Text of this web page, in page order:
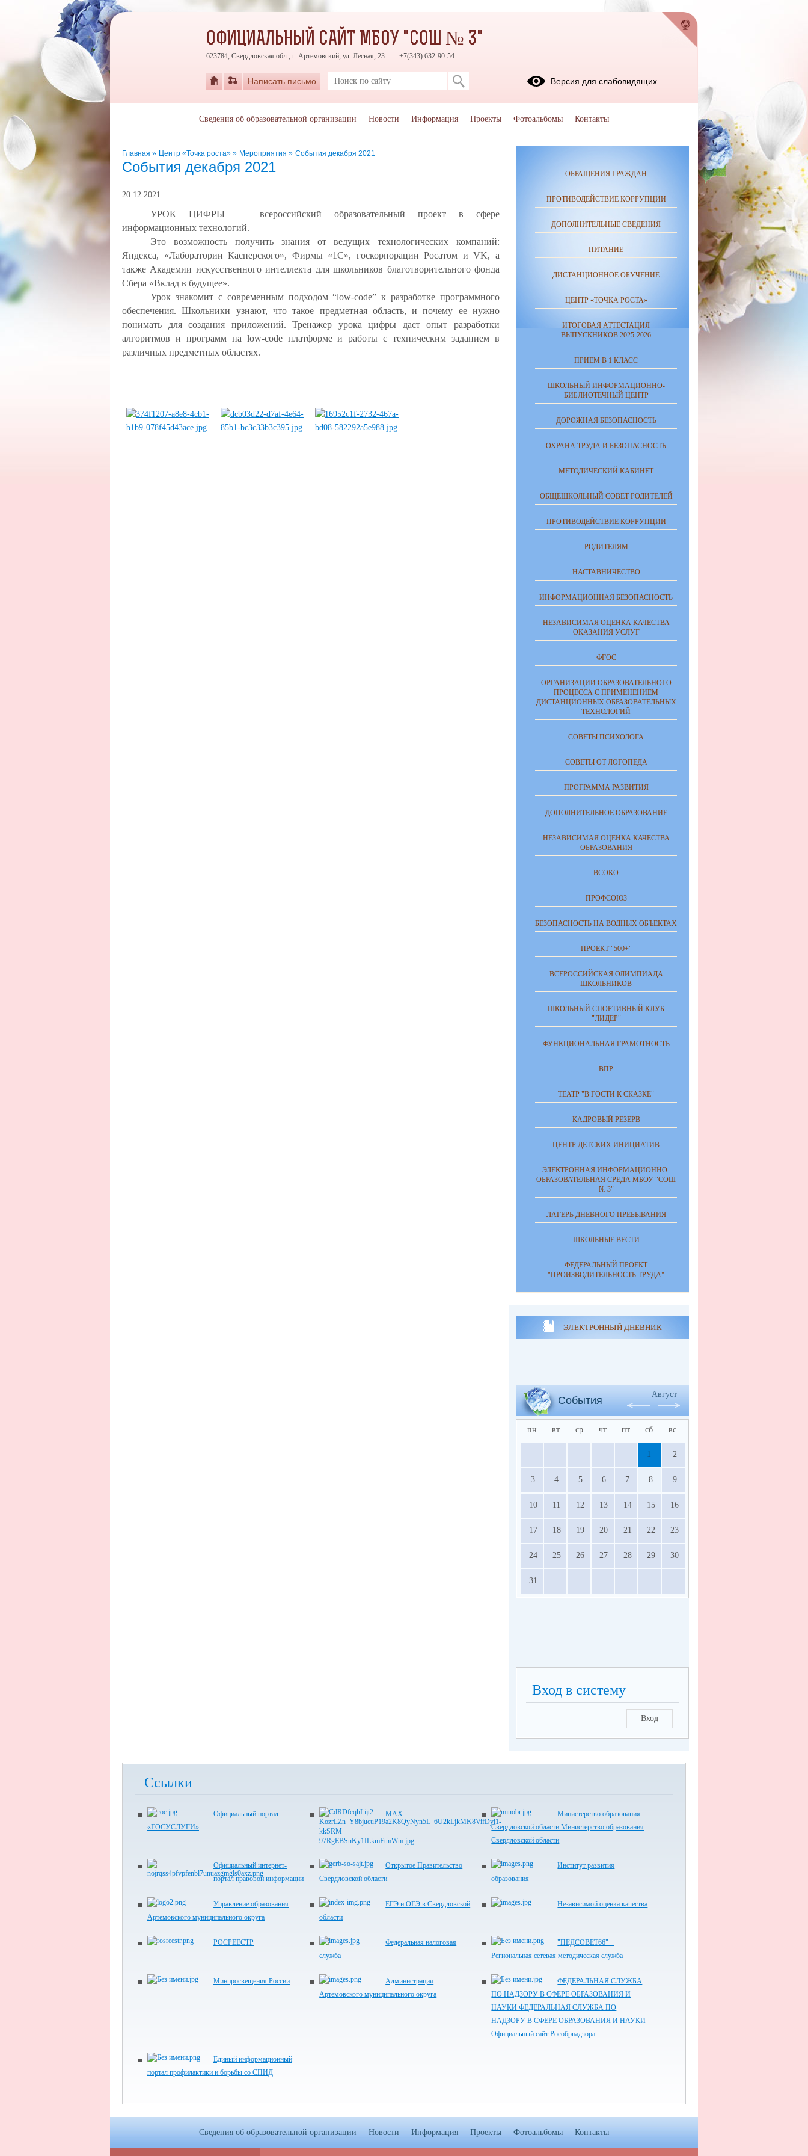
Главная » Центр «Точка роста» » Мероприятия » События декабря 2021
События декабря 2021
20.12.2021
УРОК ЦИФРЫ — всероссийский образовательный проект в сфере
информационных технологий.
Это возможность получить знания от ведущих технологических компаний:
Яндекса, «Лаборатории Касперского», Фирмы «1С», госкорпорации Росатом и VK, а
также Академии искусственного интеллекта для школьников благотворительного фонда
Сбера «Вклад в будущее».
Урок знакомит с современным подходом “low-code” к разработке программного
обеспечения. Школьники узнают, что такое предметная область, и почему ее нужно
понимать для создания приложений. Тренажер урока цифры даст опыт разработки
алгоритмов и программ на low-code платформе и работы с техническим заданием в
различных предметных областях.
ОБРАЩЕНИЯ ГРАЖДАН
ПРОТИВОДЕЙСТВИЕ КОРРУПЦИИ
ДОПОЛНИТЕЛЬНЫЕ СВЕДЕНИЯ
ПИТАНИЕ
ДИСТАНЦИОННОЕ ОБУЧЕНИЕ
ЦЕНТР «ТОЧКА РОСТА»
ИТОГОВАЯ АТТЕСТАЦИЯ
ВЫПУСКНИКОВ 2025-2026
ПРИЕМ В 1 КЛАСС
ШКОЛЬНЫЙ ИНФОРМАЦИОННО-
БИБЛИОТЕЧНЫЙ ЦЕНТР
ДОРОЖНАЯ БЕЗОПАСНОСТЬ
ОХРАНА ТРУДА И БЕЗОПАСНОСТЬ
МЕТОДИЧЕСКИЙ КАБИНЕТ
ОБЩЕШКОЛЬНЫЙ СОВЕТ РОДИТЕЛЕЙ
ПРОТИВОДЕЙСТВИЕ КОРРУПЦИИ
РОДИТЕЛЯМ
НАСТАВНИЧЕСТВО
ИНФОРМАЦИОННАЯ БЕЗОПАСНОСТЬ
НЕЗАВИСИМАЯ ОЦЕНКА КАЧЕСТВА
ОКАЗАНИЯ УСЛУГ
ФГОС
ОРГАНИЗАЦИИ ОБРАЗОВАТЕЛЬНОГО
ПРОЦЕССА С ПРИМЕНЕНИЕМ
ДИСТАНЦИОННЫХ ОБРАЗОВАТЕЛЬНЫХ
ТЕХНОЛОГИЙ
СОВЕТЫ ПСИХОЛОГА
СОВЕТЫ ОТ ЛОГОПЕДА
ПРОГРАММА РАЗВИТИЯ
ДОПОЛНИТЕЛЬНОЕ ОБРАЗОВАНИЕ
НЕЗАВИСИМАЯ ОЦЕНКА КАЧЕСТВА
ОБРАЗОВАНИЯ
ВСОКО
ПРОФСОЮЗ
БЕЗОПАСНОСТЬ НА ВОДНЫХ ОБЪЕКТАХ
ПРОЕКТ "500+"
ВСЕРОССИЙСКАЯ ОЛИМПИАДА
ШКОЛЬНИКОВ
ШКОЛЬНЫЙ СПОРТИВНЫЙ КЛУБ
"ЛИДЕР"
ФУНКЦИОНАЛЬНАЯ ГРАМОТНОСТЬ
ВПР
ТЕАТР "В ГОСТИ К СКАЗКЕ"
КАДРОВЫЙ РЕЗЕРВ
ЦЕНТР ДЕТСКИХ ИНИЦИАТИВ
ЭЛЕКТРОННАЯ ИНФОРМАЦИОННО-
ОБРАЗОВАТЕЛЬНАЯ СРЕДА МБОУ "СОШ
№ 3"
ЛАГЕРЬ ДНЕВНОГО ПРЕБЫВАНИЯ
ШКОЛЬНЫЕ ВЕСТИ
ФЕДЕРАЛЬНЫЙ ПРОЕКТ
"ПРОИЗВОДИТЕЛЬНОСТЬ ТРУДА"
ЭЛЕКТРОННЫЙ ДНЕВНИК
События
Август
пн вт ср чт пт сб вс
1 2
3 4 5 6 7 8 9
10 11 12 13 14 15 16
17 18 19 20 21 22 23
24 25 26 27 28 29 30
31
Вход в систему
Вход
Ссылки
Официальный портал
«ГОСУСЛУГИ»
MAX
Министерство образования
Свердловской области Министерство образования
Свердловской области
Официальный интернет-
портал правовой информации
Открытое Правительство
Свердловской области
Институт развития
образования
Управление образования
Артемовского муниципального округа
ЕГЭ и ОГЭ в Свердловской
области
Независимой оценка качества
РОСРЕЕСТР
Федеральная налоговая
служба
"ПЕДСОВЕТ66"
Региональная сетевая методическая служба
Минпросвещения России
Администрация
Артемовского муниципального округа
ФЕДЕРАЛЬНАЯ СЛУЖБА
ПО НАДЗОРУ В СФЕРЕ ОБРАЗОВАНИЯ И
НАУКИ ФЕДЕРАЛЬНАЯ СЛУЖБА ПО
НАДЗОРУ В СФЕРЕ ОБРАЗОВАНИЯ И НАУКИ
Официальный сайт Рособрнадзора
Единый информационный
портал профилактики и борьбы со СПИД
ОФИЦИАЛЬНЫЙ САЙТ МБОУ "СОШ № 3"
623784, Свердловская обл., г. Артемовский, ул. Лесная, 23 +7(343) 632-90-54
Написать письмо Версия для слабовидящих
Сведения об образовательной организации Новости Информация Проекты Фотоальбомы Контакты
Сведения об образовательной организации Новости Информация Проекты Фотоальбомы Контакты